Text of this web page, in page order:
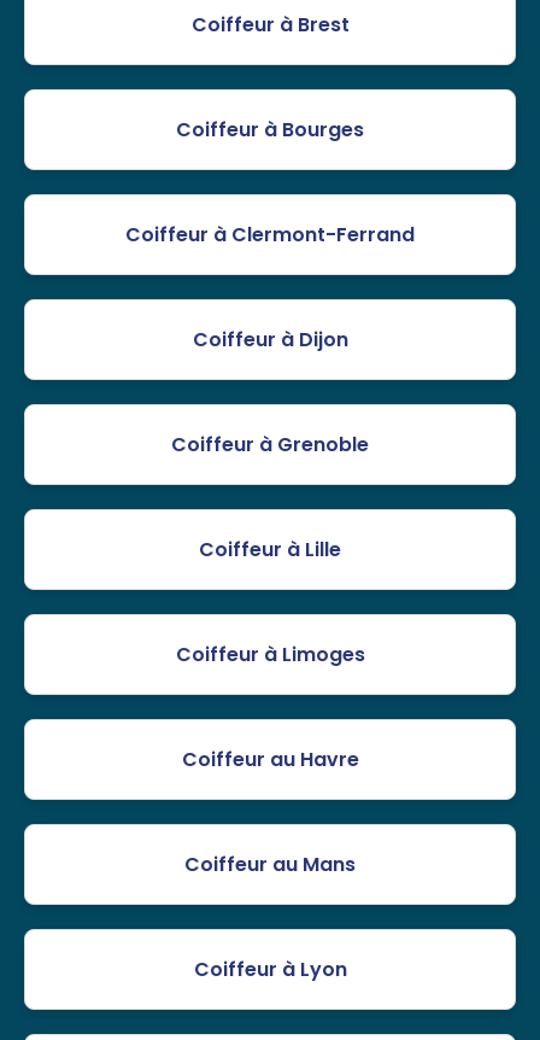
Coiffeur à Brest
Coiffeur à Bourges
Coiffeur à Clermont-Ferrand
Coiffeur à Dijon
Coiffeur à Grenoble
Coiffeur à Lille
Coiffeur à Limoges
Coiffeur au Havre
Coiffeur au Mans
Coiffeur à Lyon